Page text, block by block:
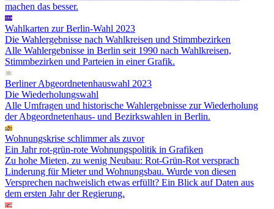
machen das besser.
Wahlkarten zur Berlin-Wahl 2023
Die Wahlergebnisse nach Wahlkreisen und Stimmbezirken
Alle Wahlergebnisse in Berlin seit 1990 nach Wahlkreisen,
Stimmbezirken und Parteien in einer Grafik.
Berliner Abgeordnetenhauswahl 2023
Die Wiederholungswahl
Alle Umfragen und historische Wahlergebnisse zur Wiederholung
der Abgeordnetenhaus- und Bezirkswahlen in Berlin.
Wohnungskrise schlimmer als zuvor
Ein Jahr rot-grün-rote Wohnungspolitik in Grafiken
Zu hohe Mieten, zu wenig Neubau: Rot-Grün-Rot versprach
Linderung für Mieter und Wohnungsbau. Wurde von diesen
Versprechen nachweislich etwas erfüllt? Ein Blick auf Daten aus
dem ersten Jahr der Regierung.